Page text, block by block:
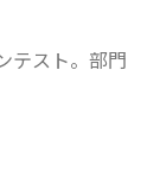
テスト。部門